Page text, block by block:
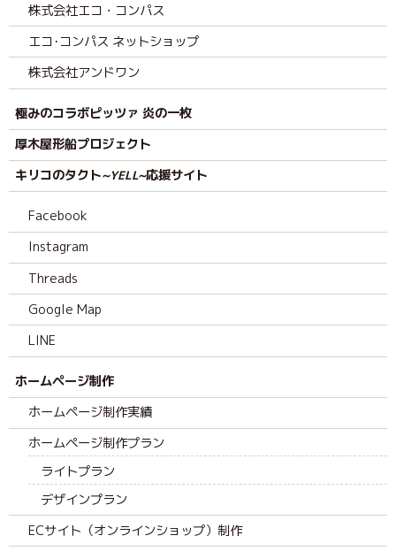
株式会社エコ・コンパス
エコ･コンパス ネットショップ
株式会社アンドワン
極みのコラボピッツァ 炎の一枚
厚木屋形船プロジェクト
キリコのタクト~YELL~応援サイト
Facebook
Instagram
Threads
Google Map
LINE
ホームページ制作
ホームページ制作実績
ホームページ制作プラン
ライトプラン
デザインプラン
ECサイト（オンラインショップ）制作